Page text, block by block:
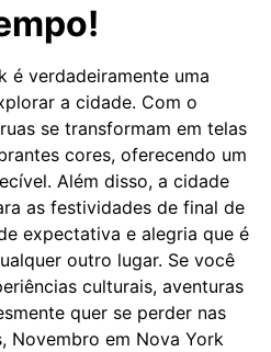
é verdadeiramente uma
a cidade. Com o
se transformam em telas
cores, oferecendo um
Além disso, a cidade
as festividades de final de
expectativa e alegria que é
outro lugar. Se você
culturais, aventuras
quer se perder nas
Novembro em Nova York